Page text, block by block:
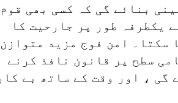
بنائے گی کہ کسی بھی قوم
یکطرفہ طور پر جارحیت کا
سکتا۔ امن فوج مزید متوازن
سطح پر قانون نافذ کرنے
گی ، اور وقت کے ساتھ بے کار